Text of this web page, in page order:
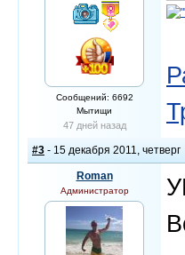
Сообщений: 6692
Мытищи
47 дней назад
#3 - 15 декабря 2011, четверг
Roman
Администратор